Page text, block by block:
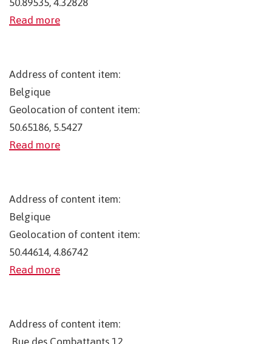
Read more
Address of content item:
Belgique
Geolocation of content item:
50.65186, 5.5427
Read more
Address of content item:
Belgique
Geolocation of content item:
50.44614, 4.86742
Read more
Address of content item: